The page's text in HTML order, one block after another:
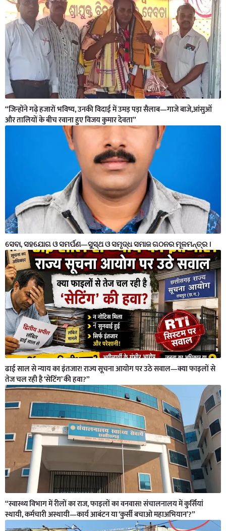
“जिन्होंने गढ़े हजारों भविष्य, उनकी विदाई में उमड़ पड़ा सैलाब—गाजे बाजे,आंसुओं
और तालियों के बीच रवाना हुए विजय कुमार देवता”
ସେବା, ସହଯୋଗ ଓ ସମର୍ପଣ—ସୁସ୍ଥ ଓ ସମୃଦ୍ଧ ସମାଜ ଗଠନର ମୂଳମନ୍ତ୍ର ।
ढाई साल से न्याय का इंतजार! राज्य सूचना आयोग पर उठे सवाल—क्या फाइलों से
तेज चल रही है ‘सेटिंग’ की हवा?”
“स्वास्थ्य विभाग में रीलों का राज, फाइलों का वनवास! संचालनालय में कुर्सियां
स्थायी, कर्मचारी अस्थायी—कार्य आबंटन या ‘कुर्सी बचाओ महाअभियान’?”